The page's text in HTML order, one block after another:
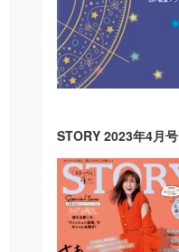
STORY 2023年4月号